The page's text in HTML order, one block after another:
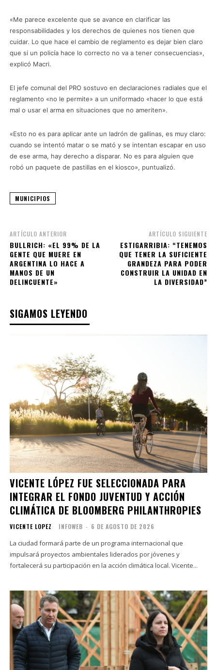
«Me parece excelente que se avance en clarificar las
responsabilidades y los derechos de quienes nos tienen que
cuidar. Lo que hace el cambio de reglamento es dejar bien claro
que si un policía hace lo correcto no va a tener consecuencias»,
explicó Macri.
El jefe comunal del PRO sostuvo en declaraciones radiales que el
reglamento «no le permite» a un uniformado «hacer lo que está
mal o usar el arma en situaciones que no ameriten».
«Esto no es para aplicar ante un ladrón de gallinas, es muy claro:
cuando se intentó matar o se mató y se intentan escapar en uso
de ese arma, hay derecho a disparar. No es para alguien que
robó un paquete de pastillas en el kiosco», puntualizó.
MUNICIPIOS
ARTÍCULO ANTERIOR
BULLRICH: «EL 99% DE LA
GENTE QUE MUERE EN
ARGENTINA LO HACE A
MANOS DE UN
DELINCUENTE»
ARTÍCULO SIGUIENTE
ESTIGARRIBIA: “TENEMOS
QUE TENER LA SUFICIENTE
GRANDEZA PARA PODER
CONSTRUIR LA UNIDAD EN
LA DIVERSIDAD”
SIGAMOS LEYENDO
VICENTE LÓPEZ FUE SELECCIONADA PARA
INTEGRAR EL FONDO JUVENTUD Y ACCIÓN
CLIMÁTICA DE BLOOMBERG PHILANTHROPIES
VICENTE LOPEZ INFOWEB - 6 DE AGOSTO DE 2026
La ciudad formará parte de un programa internacional que
impulsará proyectos ambientales liderados por jóvenes y
fortalecerá su participación en la acción climática local. Vicente...